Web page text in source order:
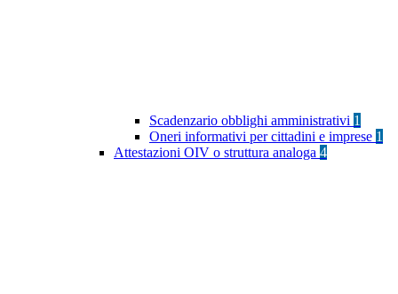
Scadenzario obblighi amministrativi 1
Oneri informativi per cittadini e imprese 1
Attestazioni OIV o struttura analoga 4